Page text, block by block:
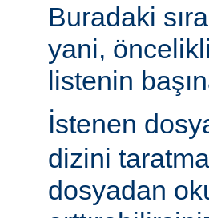
Buradaki
yani,
listenin
İstenen
dizini
dosyadan